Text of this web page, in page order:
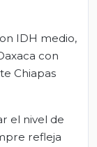
IDH medio,
con
Chiapas
el nivel de
refleja